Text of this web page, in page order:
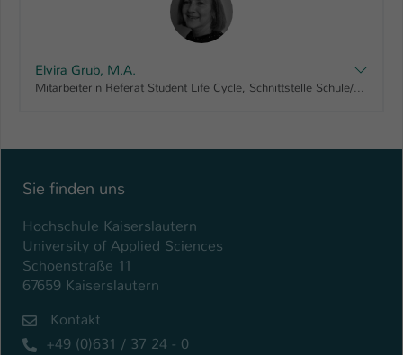
Elvira Grub, M.A.
Mitarbeiterin Referat Student Life Cycle, Schnittstelle Schule/Hochschule
Sie finden uns
Hochschule Kaiserslautern
University of Applied Sciences
Schoenstraße 11
67659 Kaiserslautern
Kontakt
+49 (0)631 / 37 24 - 0